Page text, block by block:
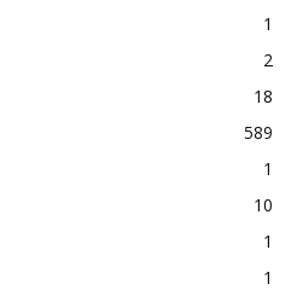
1
2
18
589
1
10
1
1